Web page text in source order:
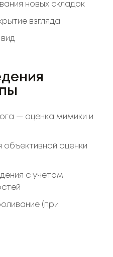
новых складок
взгляда
— оценка мимики и
оценки
с учетом
(при